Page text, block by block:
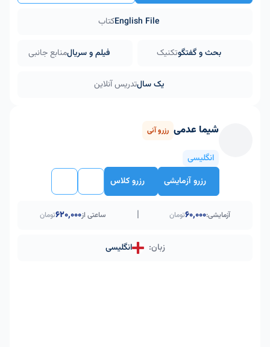
English Fileکتاب
بحث و گفتگوتکنیک فیلم و سریالمنابع جانبی
یک سالتدریس آنلاین
شیما عدمی رزرو آنی
انگلیسی
رزرو آزمایشی
رزرو کلاس
آزمایشی:60,000تومان | ساعتی از۶۲۰٬۰۰۰تومان
زبان: انگلیسی